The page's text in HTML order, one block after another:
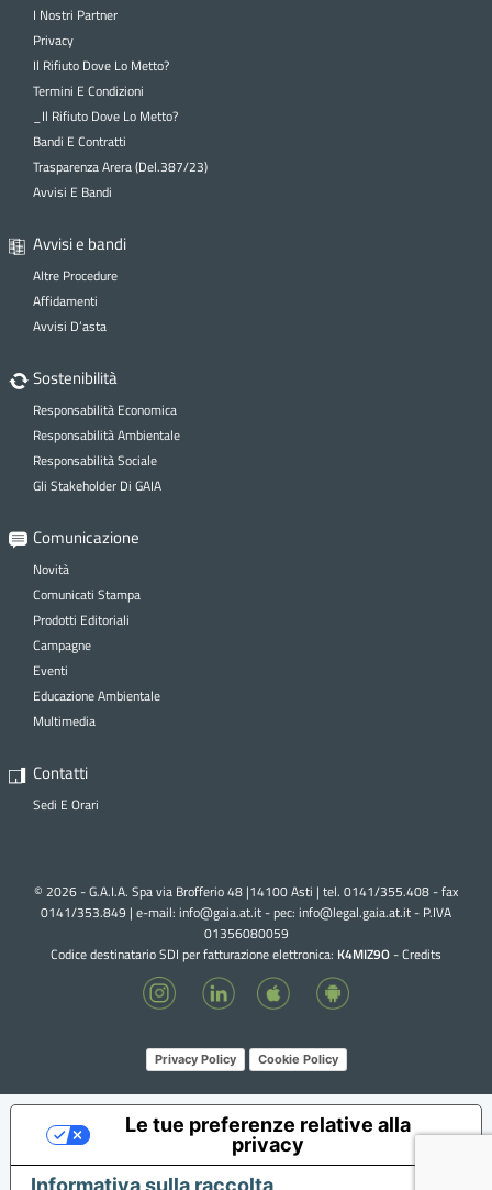
I Nostri Partner
Privacy
Il Rifiuto Dove Lo Metto?
Termini E Condizioni
_Il Rifiuto Dove Lo Metto?
Bandi E Contratti
Trasparenza Arera (Del.387/23)
Avvisi E Bandi
Avvisi e bandi
Altre Procedure
Affidamenti
Avvisi D’asta
Sostenibilità
Responsabilità Economica
Responsabilità Ambientale
Responsabilità Sociale
Gli Stakeholder Di GAIA
Comunicazione
Novità
Comunicati Stampa
Prodotti Editoriali
Campagne
Eventi
Educazione Ambientale
Multimedia
Contatti
Sedi E Orari
© 2026 - G.A.I.A. Spa via Brofferio 48 |14100 Asti | tel. 0141/355.408 - fax
0141/353.849 | e-mail: info@gaia.at.it - pec: info@legal.gaia.at.it- P.IVA
01356080059
Codice destinatario SDI per fatturazione elettronica: K4MIZ9O-Credits
Privacy Policy Cookie Policy
Informativa sulla raccolta
Le tue preferenze relative alla
privacy